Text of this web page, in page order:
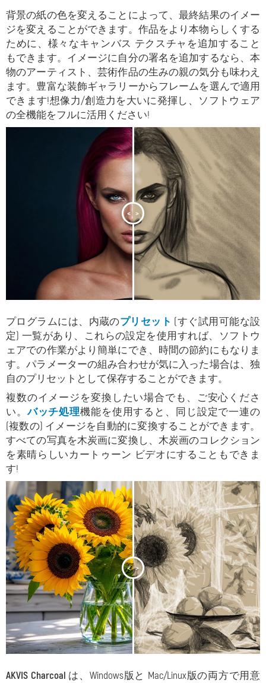
背景の紙の色を変えることによって、最終結果のイメー
ジを変えることができます。作品をより本物らしくする
ために、様々なキャンバス テクスチャを追加すること
もできます。イメージに自分の署名を追加するなら、本
物のアーティスト、芸術作品の生みの親の気分も味わえ
ます。豊富な装飾ギャラリーからフレームを選んで適用
できます!想像力/創造力を大いに発揮し、ソフトウェア
の全機能をフルに活用ください!
< >
プログラムには、内蔵のプリセット (すぐ試用可能な設
定) 一覧があり、これらの設定を使用すれば、ソフトウ
ェアでの作業がより簡単にでき、時間の節約にもなりま
す。パラメーターの組み合わせが気に入った場合は、独
自のプリセットとして保存することができます。
複数のイメージを変換したい場合でも、ご安心くださ
い。バッチ処理機能を使用すると、同じ設定で一連の
(複数の) イメージを自動的に変換することができます。
すべての写真を木炭画に変換し、木炭画のコレクション
を素晴らしいカートゥーン ビデオにすることもできま
す!
< >
AKVIS Charcoal は、Windows版と Mac/Linux版の両方で用意